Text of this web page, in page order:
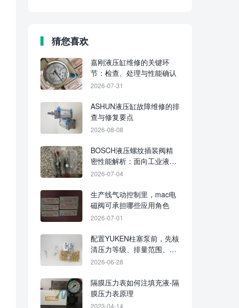
猜您喜欢
嘉刚液压缸维修的关键环
节：检查、处理与性能确认
2026-07-31
ASHUN液压缸故障维修的排
查与修复要点
2026-08-08
BOSCH液压螺纹插装阀精
密性能解析：面向工业液压
系统的控制应用思路
2026-07-04
生产线气动控制里，mac电
磁阀可承担哪些应用角色
2026-07-01
配置YUKEN柱塞泵前，先核
清压力等级、排量范围、转
速要求与安装接口
2026-06-28
隔膜压力表如何注填充液-隔
膜压力表原理
2023-04-14